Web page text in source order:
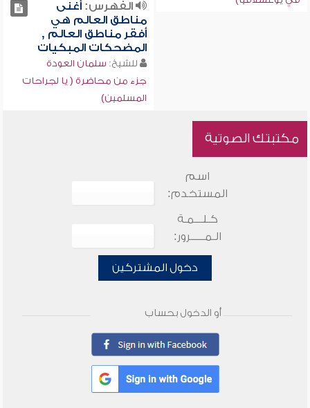
الفهرس:أغنى
مناطق العالم هي
أفقر مناطق العالم ,
المضحكات المبكيات
للشيخ: سلمان العودة
جزء من محاضرة ( يا لجراحات
المسلمين)
مكتبتك الصوتية
اسم
المستخدم:
كـلـــمـة
الـمـــــرور:
دخول المشتركين
أو الدخول بحساب